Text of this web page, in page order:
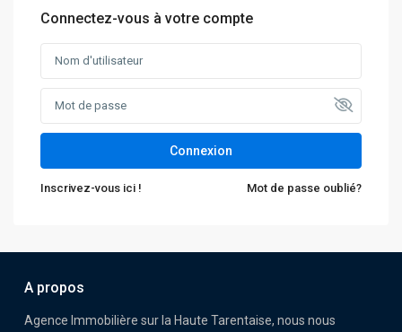
Connectez-vous à votre compte
Connexion
Inscrivez-vous ici ! Mot de passe oublié?
A propos
Agence Immobilière sur la Haute Tarentaise, nous nous